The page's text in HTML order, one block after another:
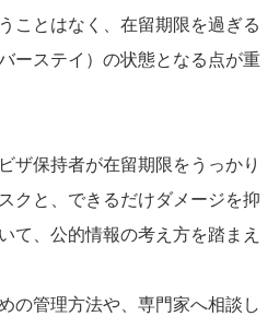
ことはなく、在留期限を過ぎる
ーステイ）の状態となる点が重
ザ保持者が在留期限をうっかり
クと、できるだけダメージを抑
て、公的情報の考え方を踏まえ
の管理方法や、専門家へ相談し